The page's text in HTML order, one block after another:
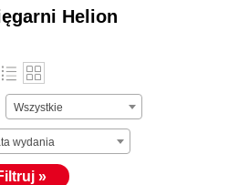
Helion
Wszystkie
wydania
»